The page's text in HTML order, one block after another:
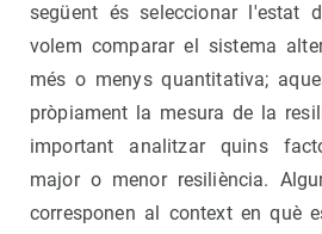
següent és seleccionar l'estat
volem comparar el sistema
més o menys quantitativa;
pròpiament la mesura de la
important analitzar quins
major o menor resiliència.
corresponen al context en què